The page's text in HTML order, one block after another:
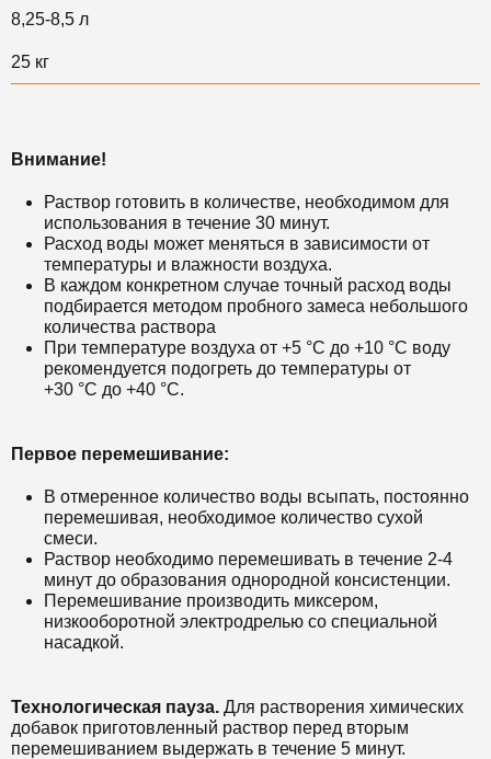
8,25-8,5 л
25 кг
Внимание!
Раствор готовить в количестве, необходимом для
использования в течение 30 минут.
Расход воды может меняться в зависимости от
температуры и влажности воздуха.
В каждом конкретном случае точный расход воды
подбирается методом пробного замеса небольшого
количества раствора
При температуре воздуха от +5 °С до +10 °С воду
рекомендуется подогреть до температуры от
+30 °С до +40 °С.
Первое перемешивание:
В отмеренное количество воды всыпать, постоянно
перемешивая, необходимое количество сухой
смеси.
Раствор необходимо перемешивать в течение 2-4
минут до образования однородной консистенции.
Перемешивание производить миксером,
низкооборотной электродрелью со специальной
насадкой.
Технологическая пауза. Для растворения химических
добавок приготовленный раствор перед вторым
перемешиванием выдержать в течение 5 минут.